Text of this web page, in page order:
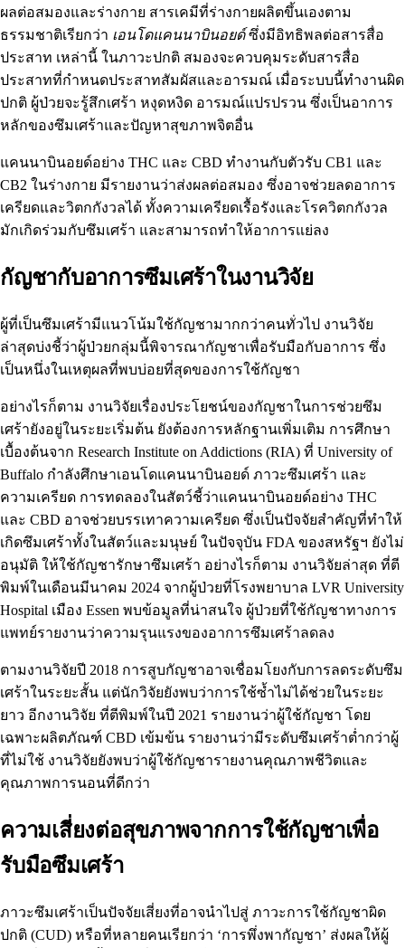
ผลต่อสมองและร่างกาย สารเคมีที่ร่างกายผลิตขึ้นเองตาม
ธรรมชาติเรียกว่า เอนโดแคนนาบินอยด์ซึ่งมีอิทธิพลต่อสารสื่อ
ประสาท เหล่านี้ ในภาวะปกติ สมองจะควบคุมระดับสารสื่อ
ประสาทที่กำหนดประสาทสัมผัสและอารมณ์ เมื่อระบบนี้ทำงานผิด
ปกติ ผู้ป่วยจะรู้สึกเศร้า หงุดหงิด อารมณ์แปรปรวน ซึ่งเป็นอาการ
หลักของซึมเศร้าและปัญหาสุขภาพจิตอื่น
แคนนาบินอยด์อย่าง THC และ CBD ทำงานกับตัวรับ CB1 และ
CB2 ในร่างกาย มีรายงานว่าส่งผลต่อสมอง ซึ่งอาจช่วยลดอาการ
เครียดและวิตกกังวลได้ ทั้งความเครียดเรื้อรังและโรควิตกกังวล
มักเกิดร่วมกับซึมเศร้า และสามารถทำให้อาการแย่ลง
กัญชากับอาการซึมเศร้าในงานวิจัย
ผู้ที่เป็นซึมเศร้ามีแนวโน้มใช้กัญชามากกว่าคนทั่วไป งานวิจัย
ล่าสุดบ่งชี้ว่าผู้ป่วยกลุ่มนี้พิจารณากัญชาเพื่อรับมือกับอาการ ซึ่ง
เป็นหนึ่งในเหตุผลที่พบบ่อยที่สุดของการใช้กัญชา
อย่างไรก็ตาม งานวิจัยเรื่องประโยชน์ของกัญชาในการช่วยซึม
เศร้ายังอยู่ในระยะเริ่มต้น ยังต้องการหลักฐานเพิ่มเติม การศึกษา
เบื้องต้นจาก Research Institute on Addictions (RIA) ที่ University of
Buffalo กำลังศึกษาเอนโดแคนนาบินอยด์ ภาวะซึมเศร้า และ
ความเครียด การทดลองในสัตว์ชี้ว่าแคนนาบินอยด์อย่าง THC
และ CBD อาจช่วยบรรเทาความเครียด ซึ่งเป็นปัจจัยสำคัญที่ทำให้
เกิดซึมเศร้าทั้งในสัตว์และมนุษย์ ในปัจจุบัน FDA ของสหรัฐฯ ยังไม่
อนุมัติ ให้ใช้กัญชารักษาซึมเศร้า อย่างไรก็ตาม งานวิจัยล่าสุด ที่ตี
พิมพ์ในเดือนมีนาคม 2024 จากผู้ป่วยที่โรงพยาบาล LVR University
Hospital เมือง Essen พบข้อมูลที่น่าสนใจ ผู้ป่วยที่ใช้กัญชาทางการ
แพทย์รายงานว่าความรุนแรงของอาการซึมเศร้าลดลง
ตามงานวิจัยปี 2018 การสูบกัญชาอาจเชื่อมโยงกับการลดระดับซึม
เศร้าในระยะสั้น แต่นักวิจัยยังพบว่าการใช้ซ้ำไม่ได้ช่วยในระยะ
ยาว อีกงานวิจัย ที่ตีพิมพ์ในปี 2021 รายงานว่าผู้ใช้กัญชา โดย
เฉพาะผลิตภัณฑ์ CBD เข้มข้น รายงานว่ามีระดับซึมเศร้าต่ำกว่าผู้
ที่ไม่ใช้ งานวิจัยยังพบว่าผู้ใช้กัญชารายงานคุณภาพชีวิตและ
คุณภาพการนอนที่ดีกว่า
ความเสี่ยงต่อสุขภาพจากการใช้กัญชาเพื่อ
รับมือซึมเศร้า
ภาวะซึมเศร้าเป็นปัจจัยเสี่ยงที่อาจนำไปสู่ ภาวะการใช้กัญชาผิด
ปกติ (CUD) หรือที่หลายคนเรียกว่า ‘การพึ่งพากัญชา’ ส่งผลให้ผู้